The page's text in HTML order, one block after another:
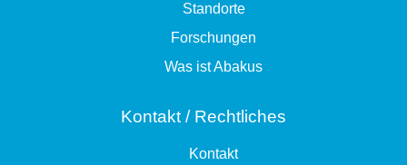
Standorte
Forschungen
Was ist Abakus
Kontakt / Rechtliches
Kontakt